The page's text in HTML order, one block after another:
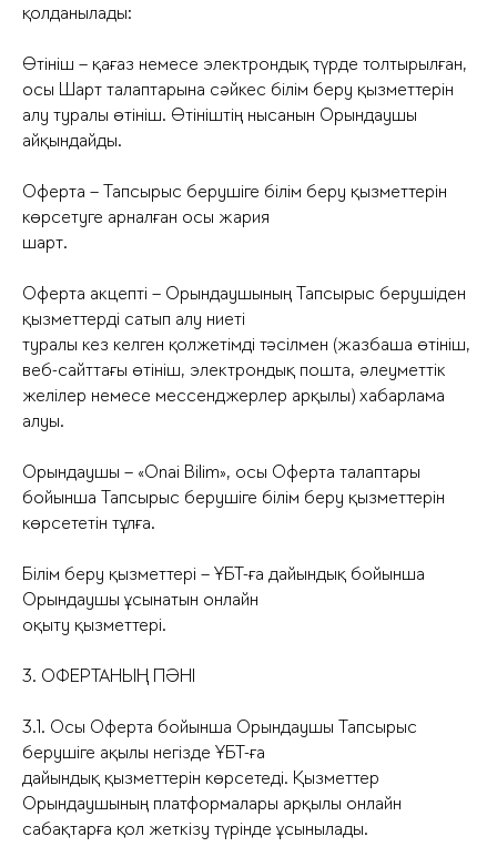
қолданылады:
Өтініш – қағаз немесе электрондық түрде толтырылған,
осы Шарт талаптарына сәйкес білім беру қызметтерін
алу туралы өтініш. Өтініштің нысанын Орындаушы
айқындайды.
Оферта – Тапсырыс берушіге білім беру қызметтерін
көрсетуге арналған осы жария
шарт.
Оферта акцепті – Орындаушының Тапсырыс берушіден
қызметтерді сатып алу ниеті
туралы кез келген қолжетімді тәсілмен (жазбаша өтініш,
веб-сайттағы өтініш, электрондық пошта, әлеуметтік
желілер немесе мессенджерлер арқылы) хабарлама
алуы.
Орындаушы – «Onai Bilim», осы Оферта талаптары
бойынша Тапсырыс берушіге білім беру қызметтерін
көрсететін тұлға.
Білім беру қызметтері – ҰБТ-ға дайындық бойынша
Орындаушы ұсынатын онлайн
оқыту қызметтері.
3. ОФЕРТАНЫҢ ПӘНІ
3.1. Осы Оферта бойынша Орындаушы Тапсырыс
берушіге ақылы негізде ҰБТ-ға
дайындық қызметтерін көрсетеді. Қызметтер
Орындаушының платформалары арқылы онлайн
сабақтарға қол жеткізу түрінде ұсынылады.